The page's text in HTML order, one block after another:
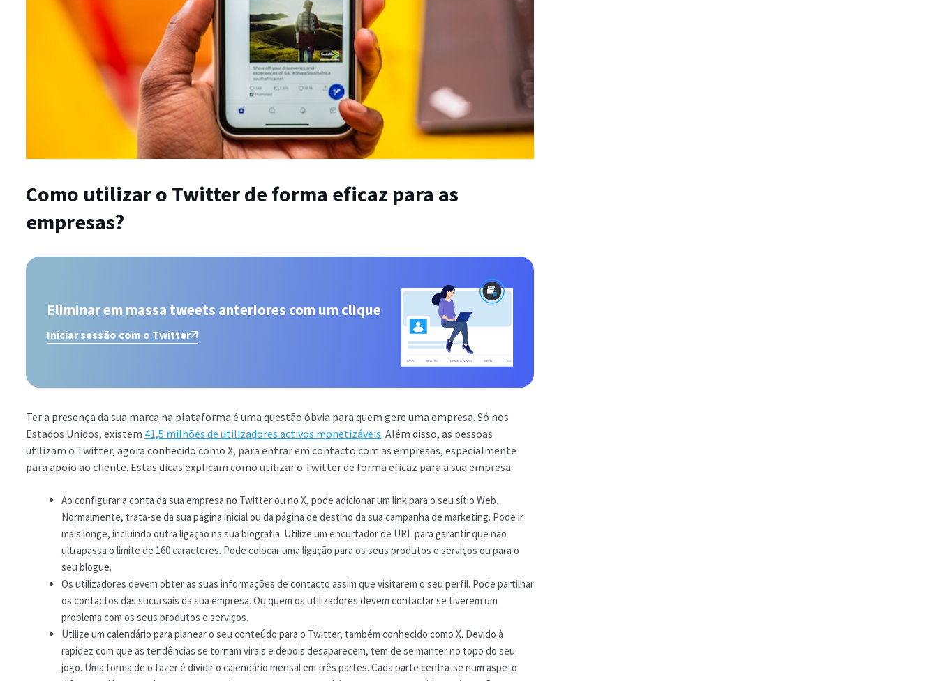
Como utilizar o Twitter de forma eficaz para as
empresas?
Eliminar em massa tweets anteriores com um clique
Iniciar sessão com o Twitter
Ter a presença da sua marca na plataforma é uma questão óbvia para quem gere uma empresa. Só nos
Estados Unidos, existem 41,5 milhões de utilizadores activos monetizáveis. Além disso, as pessoas
utilizam o Twitter, agora conhecido como X, para entrar em contacto com as empresas, especialmente
para apoio ao cliente. Estas dicas explicam como utilizar o Twitter de forma eficaz para a sua empresa:
Ao configurar a conta da sua empresa no Twitter ou no X, pode adicionar um link para o seu sítio Web.
Normalmente, trata-se da sua página inicial ou da página de destino da sua campanha de marketing. Pode ir
mais longe, incluindo outra ligação na sua biografia. Utilize um encurtador de URL para garantir que não
ultrapassa o limite de 160 caracteres. Pode colocar uma ligação para os seus produtos e serviços ou para o
seu blogue.
Os utilizadores devem obter as suas informações de contacto assim que visitarem o seu perfil. Pode partilhar
os contactos das sucursais da sua empresa. Ou quem os utilizadores devem contactar se tiverem um
problema com os seus produtos e serviços.
Utilize um calendário para planear o seu conteúdo para o Twitter, também conhecido como X. Devido à
rapidez com que as tendências se tornam virais e depois desaparecem, tem de se manter no topo do seu
jogo. Uma forma de o fazer é dividir o calendário mensal em três partes. Cada parte centra-se num aspeto